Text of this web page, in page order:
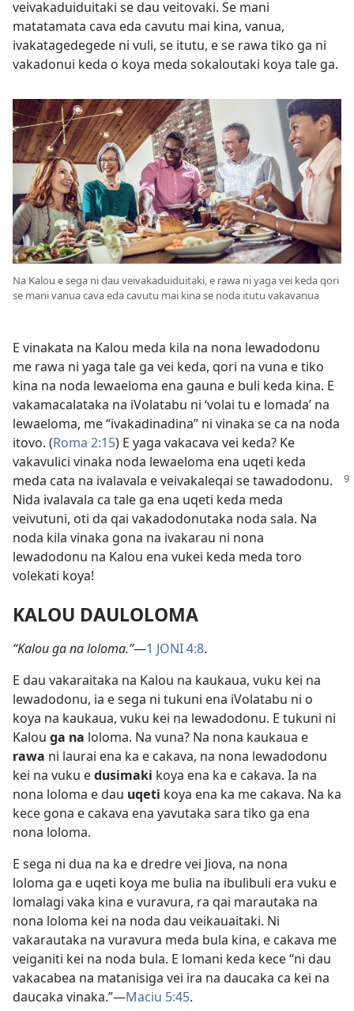
veivakaduiduitaki se dau veitovaki. Se mani
matatamata cava eda cavutu mai kina, vanua,
ivakatagedegede ni vuli, se itutu, e se rawa tiko ga ni
vakadonui keda o koya meda sokaloutaki koya tale ga.
Na Kalou e sega ni dau veivakaduiduitaki, e rawa ni yaga vei keda qori
se mani vanua cava eda cavutu mai kina se noda itutu vakavanua
E vinakata na Kalou meda kila na nona lewadodonu
me rawa ni yaga tale ga vei keda, qori na vuna e tiko
kina na noda lewaeloma ena gauna e buli keda kina. E
vakamacalataka na iVolatabu ni ‘volai tu e lomada’ na
lewaeloma, me “ivakadinadina” ni vinaka se ca na noda
itovo. (Roma 2:15) E yaga vakacava vei keda? Ke
vakavulici vinaka noda lewaeloma ena uqeti keda
meda cata na ivalavala e veivakaleqai se tawadodonu.
Nida ivalavala ca tale ga ena uqeti keda meda
veivutuni, oti da qai vakadodonutaka noda sala. Na
noda kila vinaka gona na ivakarau ni nona
lewadodonu na Kalou ena vukei keda meda toro
volekati koya!
KALOU DAULOLOMA
“Kalou ga na loloma.”—1 JONI 4:8.
E dau vakaraitaka na Kalou na kaukaua, vuku kei na
lewadodonu, ia e sega ni tukuni ena iVolatabu ni o
koya na kaukaua, vuku kei na lewadodonu. E tukuni ni
Kalou ga na loloma. Na vuna? Na nona kaukaua e
rawa ni laurai ena ka e cakava, na nona lewadodonu
kei na vuku edusimaki koya ena ka e cakava. Ia na
nona loloma e dau uqeti koya ena ka me cakava. Na ka
kece gona e cakava ena yavutaka sara tiko ga ena
nona loloma.
E sega ni dua na ka e dredre vei Jiova, na nona
loloma ga e uqeti koya me bulia na ibulibuli era vuku e
lomalagi vaka kina e vuravura, ra qai marautaka na
nona loloma kei na noda dau veikauaitaki. Ni
vakarautaka na vuravura meda bula kina, e cakava me
veiganiti kei na noda bula. E lomani keda kece “ni dau
vakacabea na matanisiga vei ira na daucaka ca kei na
daucaka vinaka.”—Maciu 5:45.